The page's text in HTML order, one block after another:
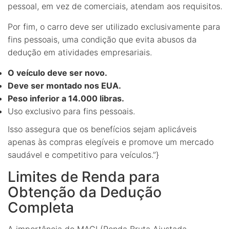
pessoal, em vez de comerciais, atendam aos requisitos.
Por fim, o carro deve ser utilizado exclusivamente para
fins pessoais, uma condição que evita abusos da
dedução em atividades empresariais.
O veículo deve ser novo.
Deve ser montado nos EUA.
Peso inferior a 14.000 libras.
Uso exclusivo para fins pessoais.
Isso assegura que os benefícios sejam aplicáveis
apenas às compras elegíveis e promove um mercado
saudável e competitivo para veículos.”}
Limites de Renda para
Obtenção da Dedução
Completa